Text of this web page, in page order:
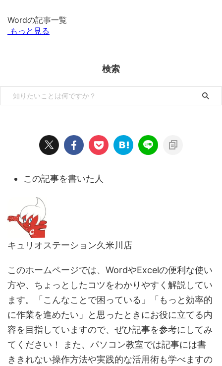
Wordの記事一覧
もっと見る
検索
この記事を書いた人
キュリオステーション久米川店
このホームページでは、WordやExcelの便利な使い
方や、ちょっとしたコツをわかりやすく解説してい
ます。「こんなことで困っている」「もっと効率的
に作業を進めたい」と思ったときにお役に立てる内
容を目指していますので、ぜひ記事を参考にしてみ
てください！ また、パソコン教室では記事には書
ききれない操作方法や実践的な活用術も学べますの